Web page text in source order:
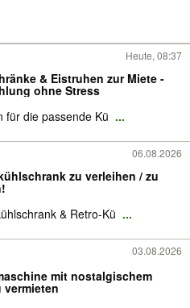
Heute, 08:37
& Eistruhen zur Miete -
ohne Stress
für die passende Kü ...
06.08.2026
zu verleihen / zu
& Retro-Kü ...
03.08.2026
mit nostalgischem
vermieten